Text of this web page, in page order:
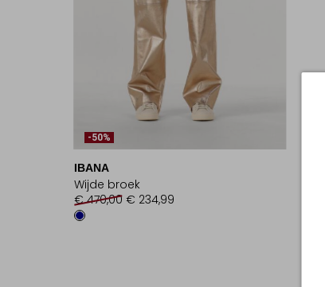
-50%
IBANA
Wijde broek
€ 470,00 € 234,99